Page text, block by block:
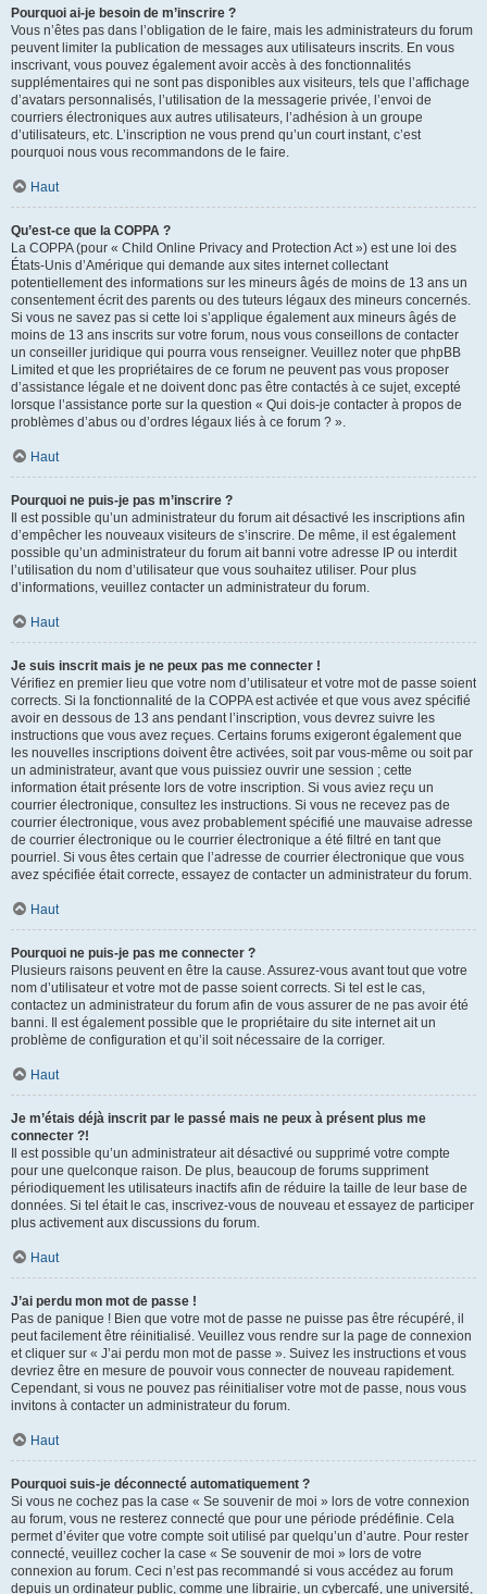
Pourquoi ai-je besoin de m’inscrire ?
Vous n’êtes pas dans l’obligation de le faire, mais les administrateurs du forum
peuvent limiter la publication de messages aux utilisateurs inscrits. En vous
inscrivant, vous pouvez également avoir accès à des fonctionnalités
supplémentaires qui ne sont pas disponibles aux visiteurs, tels que l’affichage
d’avatars personnalisés, l’utilisation de la messagerie privée, l’envoi de
courriers électroniques aux autres utilisateurs, l’adhésion à un groupe
d’utilisateurs, etc. L’inscription ne vous prend qu’un court instant, c’est
pourquoi nous vous recommandons de le faire.
Haut
Qu’est-ce que la COPPA ?
La COPPA (pour « Child Online Privacy and Protection Act ») est une loi des
États-Unis d’Amérique qui demande aux sites internet collectant
potentiellement des informations sur les mineurs âgés de moins de 13 ans un
consentement écrit des parents ou des tuteurs légaux des mineurs concernés.
Si vous ne savez pas si cette loi s’applique également aux mineurs âgés de
moins de 13 ans inscrits sur votre forum, nous vous conseillons de contacter
un conseiller juridique qui pourra vous renseigner. Veuillez noter que phpBB
Limited et que les propriétaires de ce forum ne peuvent pas vous proposer
d’assistance légale et ne doivent donc pas être contactés à ce sujet, excepté
lorsque l’assistance porte sur la question « Qui dois-je contacter à propos de
problèmes d’abus ou d’ordres légaux liés à ce forum ? ».
Haut
Pourquoi ne puis-je pas m’inscrire ?
Il est possible qu’un administrateur du forum ait désactivé les inscriptions afin
d’empêcher les nouveaux visiteurs de s’inscrire. De même, il est également
possible qu’un administrateur du forum ait banni votre adresse IP ou interdit
l’utilisation du nom d’utilisateur que vous souhaitez utiliser. Pour plus
d’informations, veuillez contacter un administrateur du forum.
Haut
Je suis inscrit mais je ne peux pas me connecter !
Vérifiez en premier lieu que votre nom d’utilisateur et votre mot de passe soient
corrects. Si la fonctionnalité de la COPPA est activée et que vous avez spécifié
avoir en dessous de 13 ans pendant l’inscription, vous devrez suivre les
instructions que vous avez reçues. Certains forums exigeront également que
les nouvelles inscriptions doivent être activées, soit par vous-même ou soit par
un administrateur, avant que vous puissiez ouvrir une session ; cette
information était présente lors de votre inscription. Si vous aviez reçu un
courrier électronique, consultez les instructions. Si vous ne recevez pas de
courrier électronique, vous avez probablement spécifié une mauvaise adresse
de courrier électronique ou le courrier électronique a été filtré en tant que
pourriel. Si vous êtes certain que l’adresse de courrier électronique que vous
avez spécifiée était correcte, essayez de contacter un administrateur du forum.
Haut
Pourquoi ne puis-je pas me connecter ?
Plusieurs raisons peuvent en être la cause. Assurez-vous avant tout que votre
nom d’utilisateur et votre mot de passe soient corrects. Si tel est le cas,
contactez un administrateur du forum afin de vous assurer de ne pas avoir été
banni. Il est également possible que le propriétaire du site internet ait un
problème de configuration et qu’il soit nécessaire de la corriger.
Haut
Je m’étais déjà inscrit par le passé mais ne peux à présent plus me
connecter ?!
Il est possible qu’un administrateur ait désactivé ou supprimé votre compte
pour une quelconque raison. De plus, beaucoup de forums suppriment
périodiquement les utilisateurs inactifs afin de réduire la taille de leur base de
données. Si tel était le cas, inscrivez-vous de nouveau et essayez de participer
plus activement aux discussions du forum.
Haut
J’ai perdu mon mot de passe !
Pas de panique ! Bien que votre mot de passe ne puisse pas être récupéré, il
peut facilement être réinitialisé. Veuillez vous rendre sur la page de connexion
et cliquer sur « J’ai perdu mon mot de passe ». Suivez les instructions et vous
devriez être en mesure de pouvoir vous connecter de nouveau rapidement.
Cependant, si vous ne pouvez pas réinitialiser votre mot de passe, nous vous
invitons à contacter un administrateur du forum.
Haut
Pourquoi suis-je déconnecté automatiquement ?
Si vous ne cochez pas la case « Se souvenir de moi » lors de votre connexion
au forum, vous ne resterez connecté que pour une période prédéfinie. Cela
permet d’éviter que votre compte soit utilisé par quelqu’un d’autre. Pour rester
connecté, veuillez cocher la case « Se souvenir de moi » lors de votre
connexion au forum. Ceci n’est pas recommandé si vous accédez au forum
depuis un ordinateur public, comme une librairie, un cybercafé, une université,